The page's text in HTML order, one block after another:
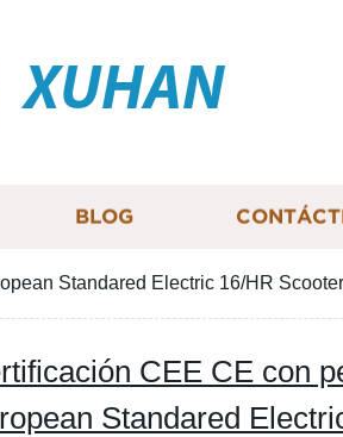
XUHAN
BLOG
Standared Electric 16/HR
CEE CE con
Standared